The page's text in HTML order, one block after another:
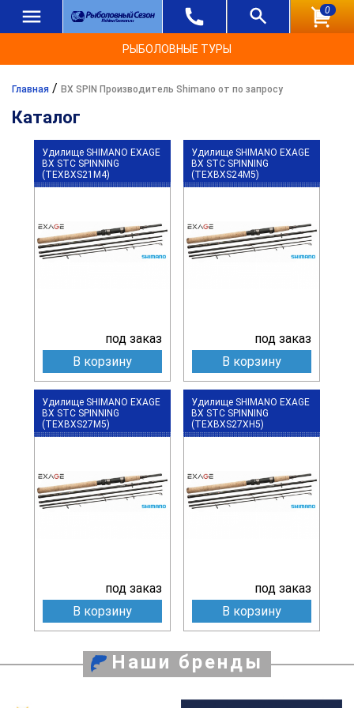
0
РЫБОЛОВНЫЕ ТУРЫ
Главная / BX SPIN Производитель Shimano от по запросу
Каталог
Удилище SHIMANO EXAGE
BX STC SPINNING
(TEXBXS21M4)
под заказ
В корзину
Удилище SHIMANO EXAGE
BX STC SPINNING
(TEXBXS24M5)
под заказ
В корзину
Удилище SHIMANO EXAGE
BX STC SPINNING
(TEXBXS27M5)
под заказ
В корзину
Удилище SHIMANO EXAGE
BX STC SPINNING
(TEXBXS27XH5)
под заказ
В корзину
Наши бренды